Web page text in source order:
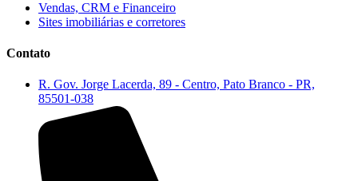
Vendas, CRM e Financeiro
Sites imobiliárias e corretores
Contato
R. Gov. Jorge Lacerda, 89 - Centro, Pato Branco - PR,
85501-038